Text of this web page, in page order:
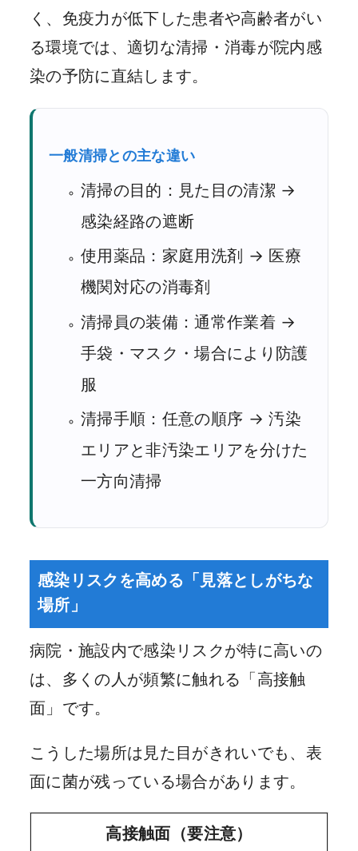
く、免疫力が低下した患者や高齢者がい
る環境では、適切な清掃・消毒が院内感
染の予防に直結します。
一般清掃との主な違い
清掃の目的：見た目の清潔 →
感染経路の遮断
使用薬品：家庭用洗剤 → 医療
機関対応の消毒剤
清掃員の装備：通常作業着 →
手袋・マスク・場合により防護
服
清掃手順：任意の順序 → 汚染
エリアと非汚染エリアを分けた
一方向清掃
感染リスクを高める「見落としがちな
場所」
病院・施設内で感染リスクが特に高いの
は、多くの人が頻繁に触れる「高接触
面」です。
こうした場所は見た目がきれいでも、表
面に菌が残っている場合があります。
高接触面（要注意）